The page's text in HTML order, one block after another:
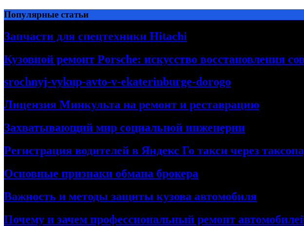
Перейти
к
содержимому
Популярные статьи
Запчасти для спецтехники Hitachi
Кузовной ремонт Porsche: искусство восстановления
srochnyj-vykup-avto-v-ekaterinburge-dorogo
Лицензия Минкульта на ремонт и реставрацию
Захватывающий мир социальной инженерии
Регистрация водителей в Яндекс Го такси через
Основные признаки обмана брокера
Важность и методы защиты кузова автомобиля
Почему и зачем профессиональный ремонт